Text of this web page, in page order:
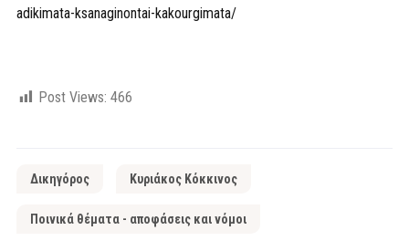
adikimata-ksanaginontai-kakourgimata/
Post Views: 466
Δικηγόρος Κυριάκος Κόκκινος
Ποινικά θέματα - αποφάσεις και νόμοι